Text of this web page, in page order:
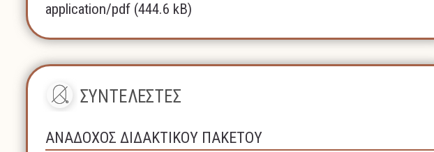
application/pdf (444.6 kB)
ΣΥΝΤΕΛΕΣΤΕΣ
ΑΝΑΔΟΧΟΣ ΔΙΔΑΚΤΙΚΟΥ ΠΑΚΕΤΟΥ